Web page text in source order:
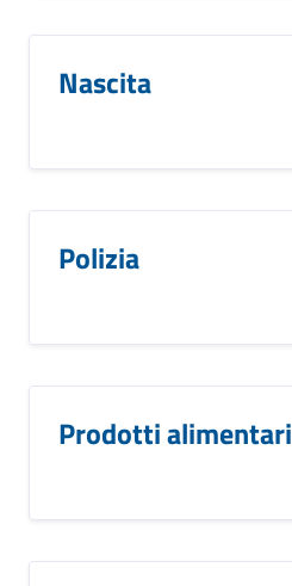
Nascita
Polizia
Prodotti alimentari